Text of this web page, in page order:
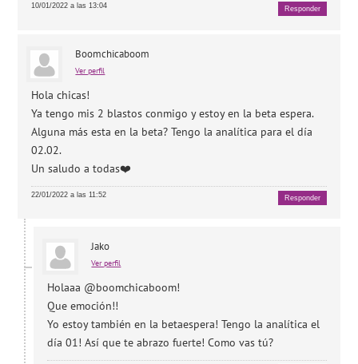
10/01/2022 a las 13:04 Responder
Boomchicaboom
Ver perfil
Hola chicas!
Ya tengo mis 2 blastos conmigo y estoy en la beta espera.
Alguna más esta en la beta? Tengo la analítica para el día
02.02.
Un saludo a todas❤️
22/01/2022 a las 11:52 Responder
Jako
Ver perfil
Holaaa @boomchicaboom!
Que emoción!!
Yo estoy también en la betaespera! Tengo la analítica el
día 01! Así que te abrazo fuerte! Como vas tú?